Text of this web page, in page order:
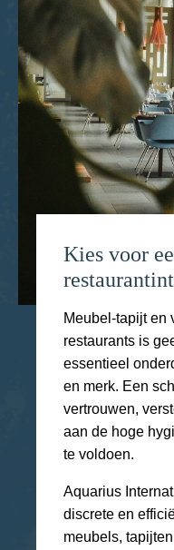
Kies voor
Meubel‑tapijt
restaurants is
essentieel
en merk. Een
vertrouwen,
aan de hoge
te voldoen.
Aquarius
discrete en
meubels,